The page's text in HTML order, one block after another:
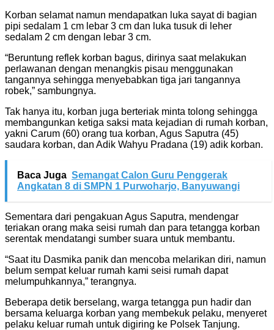
Korban selamat namun mendapatkan luka sayat di bagian
pipi sedalam 1 cm lebar 3 cm dan luka tusuk di leher
sedalam 2 cm dengan lebar 3 cm.
“Beruntung reflek korban bagus, dirinya saat melakukan
perlawanan dengan menangkis pisau menggunakan
tangannya sehingga menyebabkan tiga jari tangannya
robek,” sambungnya.
Tak hanya itu, korban juga berteriak minta tolong sehingga
membangunkan ketiga saksi mata kejadian di rumah korban,
yakni Carum (60) orang tua korban, Agus Saputra (45)
saudara korban, dan Adik Wahyu Pradana (19) adik korban.
Baca Juga Semangat Calon Guru Penggerak
Angkatan 8 di SMPN 1 Purwoharjo, Banyuwangi
Sementara dari pengakuan Agus Saputra, mendengar
teriakan orang maka seisi rumah dan para tetangga korban
serentak mendatangi sumber suara untuk membantu.
“Saat itu Dasmika panik dan mencoba melarikan diri, namun
belum sempat keluar rumah kami seisi rumah dapat
melumpuhkannya,” terangnya.
Beberapa detik berselang, warga tetangga pun hadir dan
bersama keluarga korban yang membekuk pelaku, menyeret
pelaku keluar rumah untuk digiring ke Polsek Tanjung.